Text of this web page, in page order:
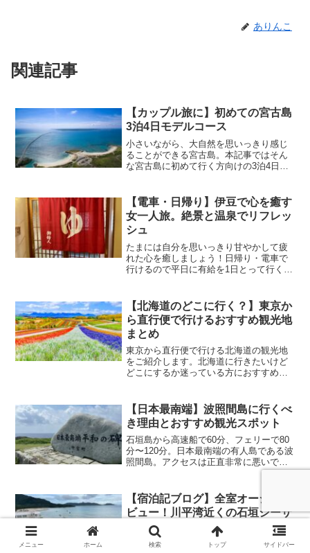
ありんこ
関連記事
【カップル旅に】初めての宮古島
3泊4日モデルコース
小さいながら、大自然を思いっきり感じ
ることができる宮古島。本記事ではそん
な宮古島に初めて行く方向けの3泊4日カ
宮古そばに舌鼓宮古そば午前中の便で到
着したら、まずは宮古...
【電車・日帰り】伊豆で心を癒す
女一人旅。絶景と温泉でリフレッ
シュ
たまには自分を思いっきり甘やかして疲
れた心を癒しましょう！日帰り・電車で
行けるので平日に有給を1日とって行くの
特急で約2時間、伊豆高原駅に向かいま
す！普通列車でも...
【北海道のどこに行く？】東京か
ら直行便で行けるおすすめ観光地
まとめ
東京から直行便で行ける北海道の観光地
をご紹介します。北海道に行きたいけど
どこにするか迷っている方におすすめの
す。この記事を読めば自分が北海道のど
こに行きたいか分かるはず！
【日本最南端】波照間島に行くべ
き理由とおすすめ観光スポット
石垣島から高速船で60分、フェリーで80
分〜120分。日本最南端の有人島である波
照間島。アクセスは正直非常に悪いです
が、波照間島はそれでも行く価値があ
そんな波照間島に行くべき理由と、おす
すめ観光スポットを...
【宿泊記ブログ】全室オーシャン
ビュー！川平湾近くの石垣シーサ
イドホテル
2023年6月に沖縄・石垣島にある石垣シー
メニュー ホーム 検索 トップ サイドバー